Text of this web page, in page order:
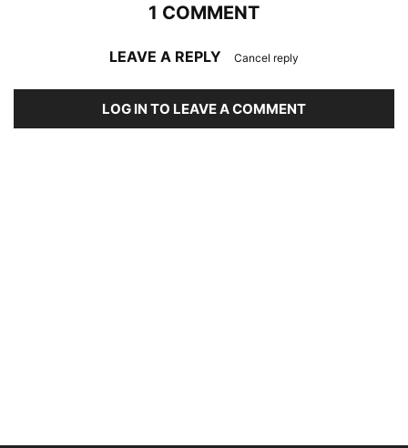
1 COMMENT
LEAVE A REPLY Cancel reply
LOG IN TO LEAVE A COMMENT